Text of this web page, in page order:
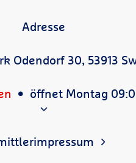
Adresse
Odendorf 30, 53913
öffnet Montag